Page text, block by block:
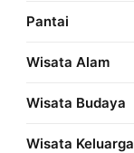
Pantai
Wisata Alam
Wisata Budaya
Wisata Keluarga